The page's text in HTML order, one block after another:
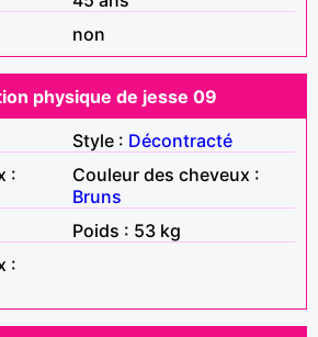
non
physique de jesse 09
Style : Décontracté
:
Couleur des cheveux :
Bruns
Poids : 53 kg
: